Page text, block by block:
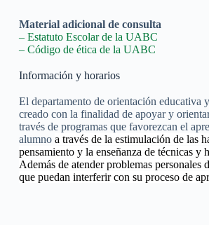
Material adicional de consulta
– Estatuto Escolar de la UABC
– Código de ética de la UABC
Información y horarios
El departamento de orientación educativa
creado con la finalidad de apoyar y
través de programas que favorezcan el
alumno a través de la estimulación de las
pensamiento y la enseñanza de técnicas y
Además de atender problemas personales
que puedan interferir con su proceso de